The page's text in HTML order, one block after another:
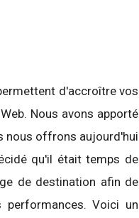
d'accroître vos
Nous avons apporté
nous offrons aujourd'hui
qu'il était temps de
de destination afin de
Voici un